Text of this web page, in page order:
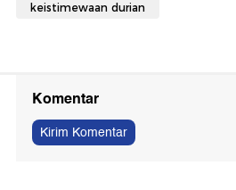
keistimewaan durian
Komentar
Kirim Komentar